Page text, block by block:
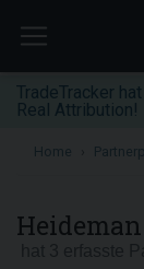
TradeTracker
Real Attribution!
Home